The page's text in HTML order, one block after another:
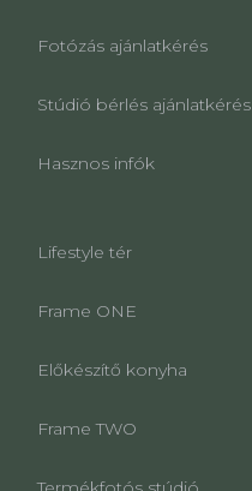
Fotózás ajánlatkérés
Stúdió bérlés ajánlatkérés
Hasznos infók
Lifestyle tér
Frame ONE
Előkészítő konyha
Frame TWO